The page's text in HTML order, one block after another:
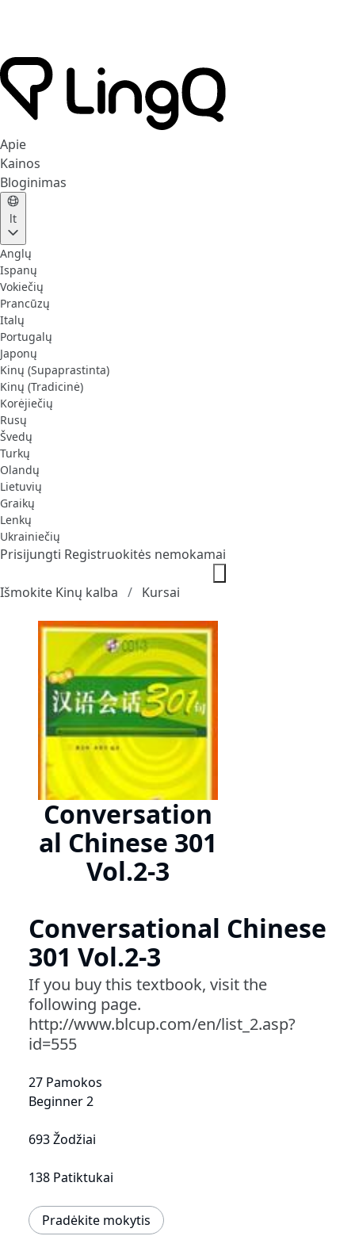
Apie
Kainos
Bloginimas
lt
Anglų
Ispanų
Vokiečių
Prancūzų
Italų
Portugalų
Japonų
Kinų (Supaprastinta)
Kinų (Tradicinė)
Korėjiečių
Rusų
Švedų
Turkų
Olandų
Lietuvių
Graikų
Lenkų
Ukrainiečių
Prisijungti Registruokitės nemokamai
Išmokite Kinų kalba Kursai
Conversation
al Chinese 301
Vol.2-3
Conversational Chinese
301 Vol.2-3
If you buy this textbook, visit the
following page.
http://www.blcup.com/en/list_2.asp?
id=555
27 Pamokos
Beginner 2
693 Žodžiai
138 Patiktukai
Pradėkite mokytis